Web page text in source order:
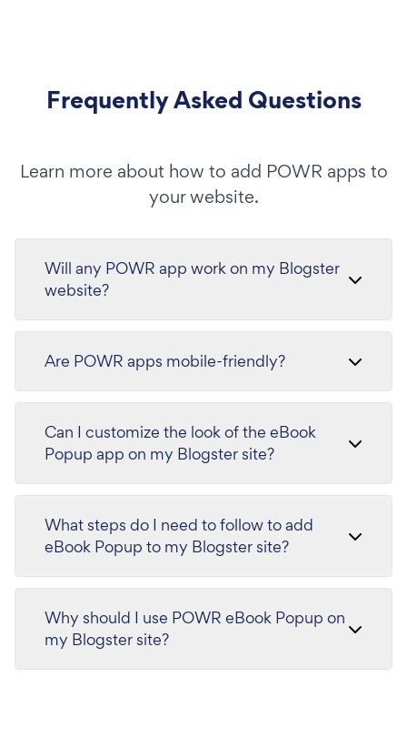
Frequently Asked Questions
Learn more about how to add POWR apps to
your website.
Will any POWR app work on my Blogster
website?
Are POWR apps mobile-friendly?
Can I customize the look of the eBook
Popup app on my Blogster site?
What steps do I need to follow to add
eBook Popup to my Blogster site?
Why should I use POWR eBook Popup on
my Blogster site?